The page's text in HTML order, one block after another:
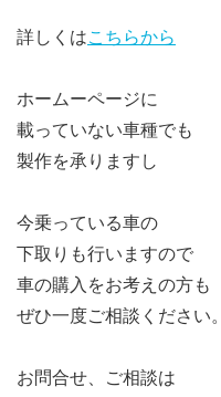
詳しくはこちらから
ホームーページに
載っていない車種でも
製作を承りますし
今乗っている車の
下取りも行いますので
車の購入をお考えの方も
ぜひ一度ご相談ください。
お問合せ、ご相談は